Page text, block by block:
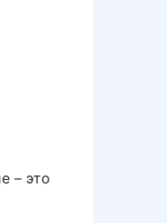
– это